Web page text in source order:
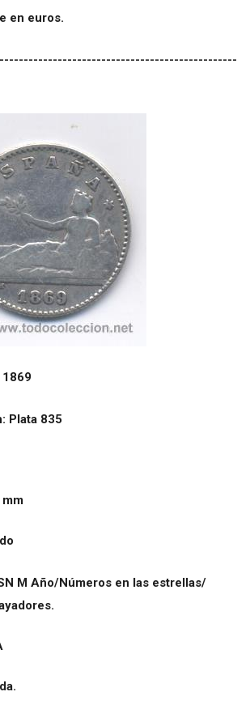
en euros.
Plata 835
M Año/Números en las estrellas/